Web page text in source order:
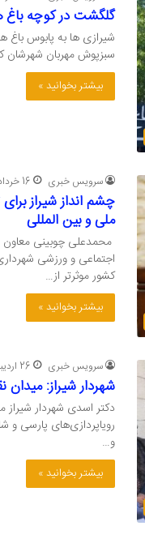
گلگشت در کوچه
شیرازی ها به پابوس باغ
سبزپوش مهربان
بیشتر بخوانید »
سرویس خبری 16 خرداد 1405
چشم انداز شیراز
ملی و بین المللی
محمدعلی چوبینی
اجتماعی و ورزشی
کشور موثرتر از…
بیشتر بخوانید »
سرویس خبری 26 اردیبهشت 1405
شهردار شیراز:
دکتر اسدی شهردار شیراز
رویاپردازی‌های پارسی
و…
بیشتر بخوانید »